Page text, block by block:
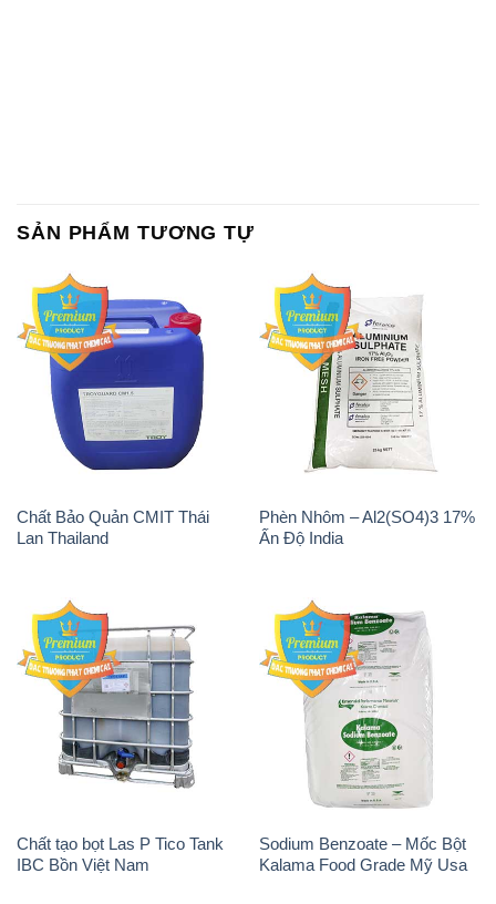
Chất Bảo Quản CMIT Thái
Lan Thailand
Phèn Nhôm – Al2(SO4)3 17%
Ấn Độ India
Chất tạo bọt Las P Tico Tank
IBC Bồn Việt Nam
Sodium Benzoate – Mốc Bột
Kalama Food Grade Mỹ Usa